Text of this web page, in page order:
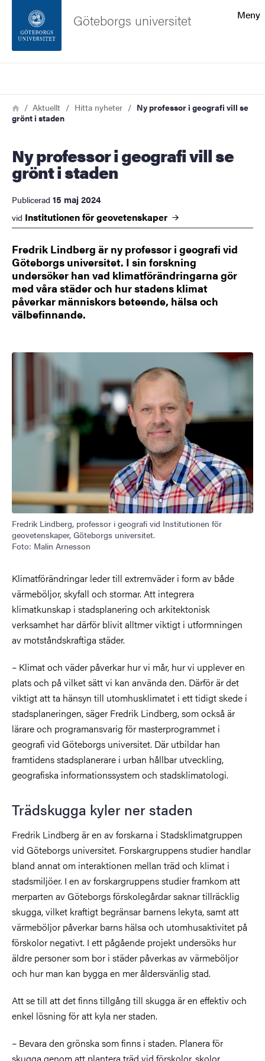
Sidfoten
Om webbplatsen
Meny
Göteborgs universitet
Länkstig
HemAktuellt Hitta nyheter
Ny professor i geografi vill se
grönt i staden
Ny professor i geografi vill se
grönt i staden
Publicerad 15 maj 2024
vid Institutionen förgeovetenskaper
Fredrik Lindberg är ny professor i geografi vid
Göteborgs universitet. I sin forskning
undersöker han vad klimatförändringarna gör
med våra städer och hur stadens klimat
påverkar människors beteende, hälsa och
välbefinnande.
Fredrik Lindberg, professor i geografi vid Institutionen för
geovetenskaper, Göteborgs universitet.
Foto: Malin Arnesson
Klimatförändringar leder till extremväder i form av både
värmeböljor, skyfall och stormar. Att integrera
klimatkunskap i stadsplanering och arkitektonisk
verksamhet har därför blivit alltmer viktigt i utformningen
av motståndskraftiga städer.
– Klimat och väder påverkar hur vi mår, hur vi upplever en
plats och på vilket sätt vi kan använda den. Därför är det
viktigt att ta hänsyn till utomhusklimatet i ett tidigt skede i
stadsplaneringen, säger Fredrik Lindberg, som också är
lärare och programansvarig för masterprogrammet i
geografi vid Göteborgs universitet. Där utbildar han
framtidens stadsplanerare i urban hållbar utveckling,
geografiska informationssystem och stadsklimatologi.
Trädskugga kyler ner staden
Fredrik Lindberg är en av forskarna i Stadsklimatgruppen
vid Göteborgs universitet. Forskargruppens studier handlar
bland annat om interaktionen mellan träd och klimat i
stadsmiljöer. I en av forskargruppens studier framkom att
merparten av Göteborgs förskolegårdar saknar tillräcklig
skugga, vilket kraftigt begränsar barnens lekyta, samt att
värmeböljor påverkar barns hälsa och utomhusaktivitet på
förskolor negativt. I ett pågående projekt undersöks hur
äldre personer som bor i städer påverkas av värmeböljor
och hur man kan bygga en mer åldersvänlig stad.
Att se till att det finns tillgång till skugga är en effektiv och
enkel lösning för att kyla ner staden.
– Bevara den grönska som finns i staden. Planera för
skugga genom att plantera träd vid förskolor, skolor,